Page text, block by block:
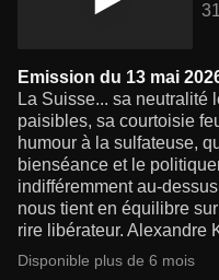
Emission du 13 mai
La Suisse... sa neutralité
paisibles, sa courtoisie
humour à la sulfateuse,
bienséance et le
indifféremment au-
nous tient en équilibre
rire libérateur. Alexandre
Disponible plus de 6 mois